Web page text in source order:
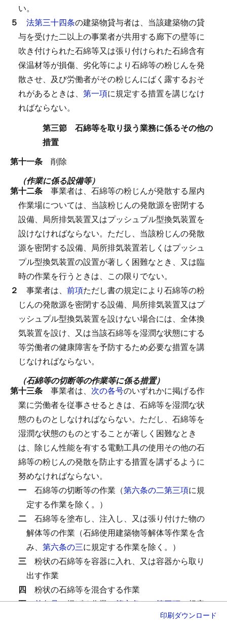
い。
５ 法第三十四条の建築物貸与者は、当該建築物の貸
与を受けた二以上の事業者が共用する廊下の壁等に
吹き付けられた石綿等又は張り付けられた石綿含有
保温材等が損傷、劣化等により石綿等の粉じんを発
散させ、及び労働者がその粉じんにばく露するおそ
れがあるときは、 第一項に規定する措置を講じなけ
ればならない。
第三節 石綿等を取り扱う業務に係るその他の
措置
第十一条 削除
（作業に係る設備等）
第十二条 事業者は、石綿等の粉じんが発散する屋内
作業場については、当該粉じんの発散源を密閉する
設備、局所排気装置又はプッシュプル型換気装置を
設けなければならない。 ただし、当該粉じんの発散
源を密閉する設備、局所排気装置若しくはプッシュ
プル型換気装置の設置が著しく困難なとき、又は臨
時の作業を行うときは、この限りでない。
２ 事業者は、 前項ただし書の規定により石綿等の粉
じんの発散源を密閉する設備、局所排気装置又はプ
ッシュプル型換気装置を設けない場合には、全体換
気装置を設け、又は当該石綿等を湿潤な状態にする
等労働者の健康障害を予防するため必要な措置を講
じなければならない。
（石綿等の切断等の作業等に係る措置）
第十三条 事業者は、 次の各号のいずれかに掲げる作
業に労働者を従事させるときは、石綿等を湿潤な状
態のものとしなければならない。 ただし、石綿等を
湿潤な状態のものとすることが著しく困難なとき
は、除じん性能を有する電動工具の使用その他の石
綿等の粉じんの発散を防止する措置を講ずるように
努めなければならない。
一 石綿等の切断等の作業（第六条の二第三項に規
定する作業を除く。）
二 石綿等を塗布し、注入し、又は張り付けた物の
解体等の作業（石綿使用建築物等解体等作業を含
み、 第六条の三に規定する作業を除く。）
三 粉状の石綿等を容器に入れ、又は容器から取り
出す作業
四 粉状の石綿等を混合する作業
五前各号に掲げる作業、第六条の二第三項に規定
に規定する作業（以下
印刷ダウンロード